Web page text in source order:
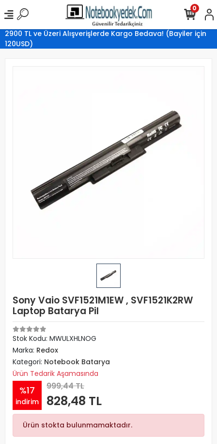
2900 TL ve Üzeri Alışverişlerde Kargo Bedava! (Bayiler için
120USD)
0
Sony Vaio SVF1521M1EW , SVF1521K2RW
Laptop Batarya Pil
Stok Kodu: MWULXHLNOG
Marka: Redox
Kategori: Notebook Batarya
Ürün Tedarik Aşamasında
%17
indirim
999,44 TL
828,48 TL
Ürün stokta bulunmamaktadır.